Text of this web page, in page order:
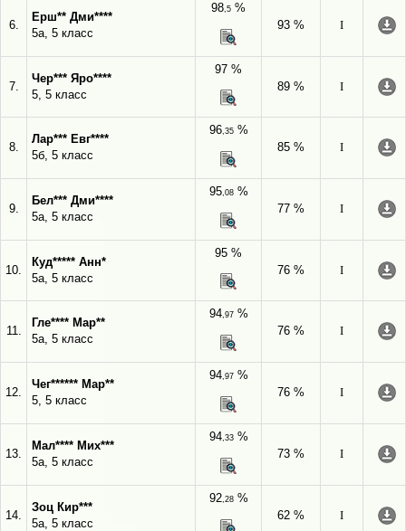
6.
Ерш** Дми****
5а, 5 класс
98,5 %
93 %
I
7.
Чер*** Яро****
5, 5 класс
97 %
89 %
I
8.
Лар*** Евг****
5б, 5 класс
96,35%
85 %
I
9.
Бел*** Дми****
5а, 5 класс
95,08%
77 %
I
10.
Куд***** Анн*
5а, 5 класс
95 %
76 %
I
11.
Гле**** Мар**
5а, 5 класс
94,97%
76 %
I
12.
Чег****** Мар**
5, 5 класс
94,97%
76 %
I
13.
Мал**** Мих***
5а, 5 класс
94,33%
73 %
I
14.
Зоц Кир***
5а, 5 класс
92,28%
62 %
I